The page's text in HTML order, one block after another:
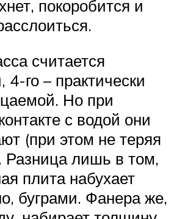
покоробится и
считается
4-го – практически
Но при
с водой они
(при этом не теряя
Разница лишь в том,
плита набухает
буграми. Фанера же,